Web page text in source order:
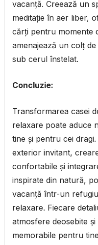
vacanță. Creează un
meditație în aer liber,
cărți pentru momente
amenajează un colț
sub cerul înstelat.
Concluzie:
Transformarea casei
relaxare poate aduce
tine și pentru cei
exterior invitant,
confortabile și
inspirate din natură,
vacanță într-un
relaxare. Fiecare
atmosfere deosebite
memorabile pentru